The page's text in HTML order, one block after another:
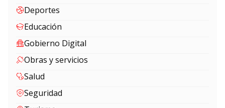
Deportes
Educación
Gobierno Digital
Obras y servicios
Salud
Seguridad